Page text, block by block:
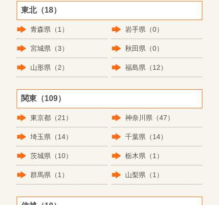
東北（18）
青森県（1） 岩手県（0）
宮城県（3） 秋田県（0）
山形県（2） 福島県（12）
関東（109）
東京都（21） 神奈川県（47）
埼玉県（14） 千葉県（14）
茨城県（10） 栃木県（1）
群馬県（1） 山梨県（1）